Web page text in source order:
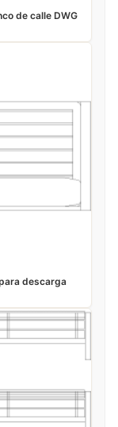
de calle DWG
descarga